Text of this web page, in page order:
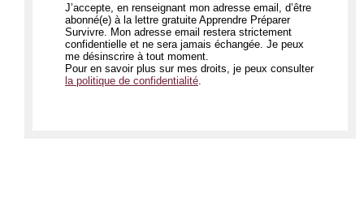
J’accepte, en renseignant mon adresse email, d’être
abonné(e) à la lettre gratuite Apprendre Préparer
Survivre. Mon adresse email restera strictement
confidentielle et ne sera jamais échangée. Je peux
me désinscrire à tout moment.
Pour en savoir plus sur mes droits, je peux consulter
la politique de confidentialité